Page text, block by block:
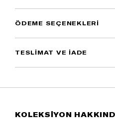
ÖDEME SEÇENEKLERI
TESLİMAT VE İADE
KOLEKSİYON